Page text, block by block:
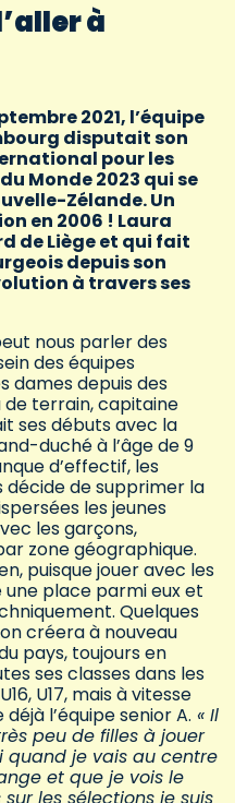
à
2021, l’équipe
disputait son
pour les
Monde 2023 qui se
Zélande. Un
en 2006 ! Laura
de Liège et qui fait
depuis son
à travers ses
nous parler des
des équipes
dames depuis des
de terrain, capitaine
ses débuts avec la
duché à l’âge de 9
d’effectif, les
décide de supprimer la
les jeunes
les garçons,
zone géographique.
puisque jouer avec les
une place parmi eux et
Quelques
créera à nouveau
pays, toujours en
ses classes dans les
U17, mais à vitesse
l’équipe senior A. « Il
peu de filles à jouer
quand je vais au centre
et que je vois le